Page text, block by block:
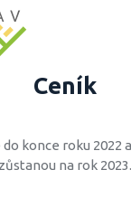
Ceník
konce roku 2022
zůstanou na rok 2023.